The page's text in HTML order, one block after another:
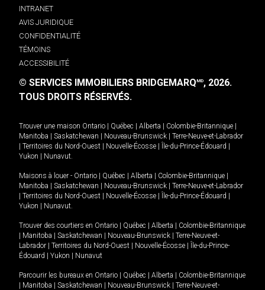
INTRANET
AVIS JURIDIQUE
CONFIDENTIALITÉ
TÉMOINS
ACCESSIBILITÉ
© SERVICES IMMOBILIERS BRIDGEMARQMD, 2026.
TOUS DROITS RÉSERVÉS.
Trouver une maison Ontario | Québec | Alberta | Colombie-Britannique |
Manitoba | Saskatchewan | Nouveau-Brunswick | Terre-Neuve-et-Labrador
| Territoires du Nord-Ouest | Nouvelle-Écosse | Île-du-Prince-Édouard |
Yukon | Nunavut
Maisons à louer - Ontario | Québec | Alberta | Colombie-Britannique |
Manitoba | Saskatchewan | Nouveau-Brunswick | Terre-Neuve-et-Labrador
| Territoires du Nord-Ouest | Nouvelle-Écosse | Île-du-Prince-Édouard |
Yukon | Nunavut
Trouver des courtiers en Ontario | Québec | Alberta | Colombie-Britannique
| Manitoba | Saskatchewan | Nouveau-Brunswick | Terre-Neuve-et-
Labrador | Territoires du Nord-Ouest | Nouvelle-Écosse | Île-du-Prince-
Édouard | Yukon | Nunavut
Parcourir les bureaux en Ontario | Québec | Alberta | Colombie-Britannique
| Manitoba | Saskatchewan | Nouveau-Brunswick | Terre-Neuve-et-